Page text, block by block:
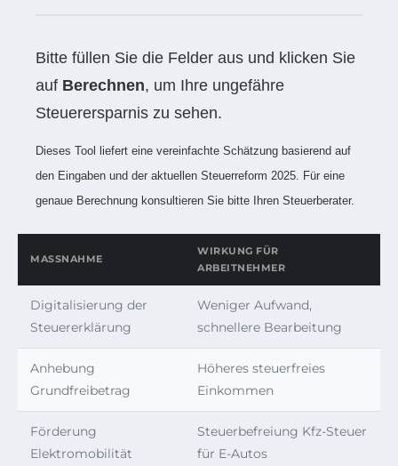
Bitte füllen Sie die Felder aus und klicken Sie
auf Berechnen, um Ihre ungefähre
Steuerersparnis zu sehen.
Dieses Tool liefert eine vereinfachte Schätzung basierend auf
den Eingaben und der aktuellen Steuerreform 2025. Für eine
genaue Berechnung konsultieren Sie bitte Ihren Steuerberater.
MASSNAHME
WIRKUNG FÜR
ARBEITNEHMER
Digitalisierung der
Steuererklärung
Weniger Aufwand,
schnellere Bearbeitung
Anhebung
Grundfreibetrag
Höheres steuerfreies
Einkommen
Förderung
Elektromobilität
Steuerbefreiung Kfz-Steuer
für E-Autos